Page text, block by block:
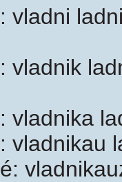
vladni
vladnik
vladnika
vladnikau